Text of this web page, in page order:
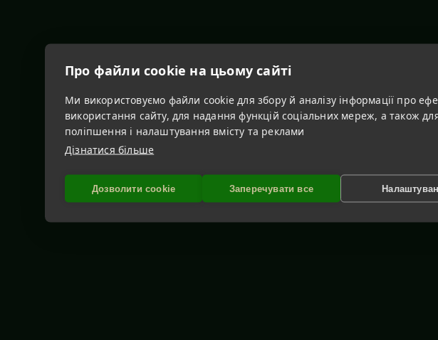
Про файли cookie на цьому сайті
Ми використовуємо файли cookie для збору й аналізу інформації про
використання сайту, для надання функцій соціальних мереж, а також
поліпшення і налаштування вмісту та реклами
Дізнатися більше
Дозволити cookie Заперечувати все